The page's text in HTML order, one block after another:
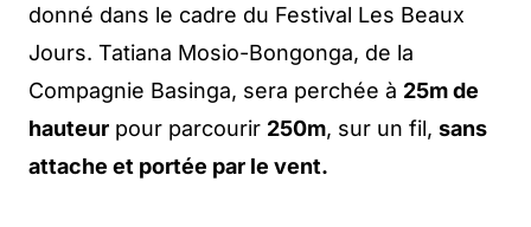
donné dans le cadre du Festival Les Beaux
Jours. Tatiana Mosio-Bongonga, de la
Compagnie Basinga, sera perchée à 25m de
hauteur pour parcourir 250m, sur un fil, sans
attache et portée par le vent.